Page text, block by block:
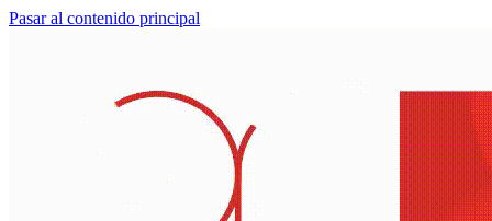
Pasar al contenido principal